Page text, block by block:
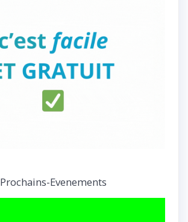
Prochains-Evenements